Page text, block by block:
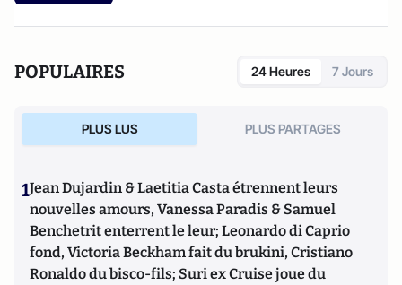
POPULAIRES 24 Heures 7 Jours
PLUS LUS PLUS PARTAGES
1Jean Dujardin & Laetitia Casta étrennent leurs
nouvelles amours, Vanessa Paradis & Samuel
Benchetrit enterrent le leur; Leonardo di Caprio
fond, Victoria Beckham fait du brukini, Cristiano
Ronaldo du bisco-fils; Suri ex Cruise joue du